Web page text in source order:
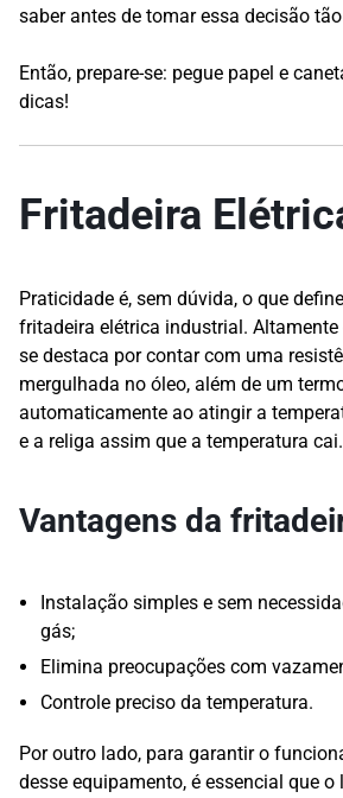
saber antes de tomar essa decisão
Então, prepare-se: pegue papel e
dicas!
Fritadeira
Praticidade é, sem dúvida, o que
fritadeira elétrica industrial. Altamente
se destaca por contar com uma
mergulhada no óleo, além de um
automaticamente ao atingir a
e a religa assim que a temperatura cai.
Vantagens da
Instalação simples e sem
gás;
Elimina preocupações com
Controle preciso da temperatura.
Por outro lado, para garantir o
desse equipamento, é essencial que